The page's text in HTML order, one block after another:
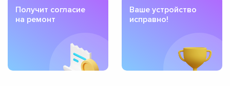
Получит согласие
на ремонт
Ваше устройство
исправно!